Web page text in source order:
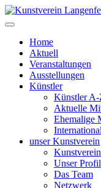
Home
Aktuell
Veranstaltungen
Ausstellungen
Künstler
Künstler A-
Aktuelle
Ehemalige
unser Kunstverein
Kunstverein
Unser Profil
Das Team
Netzwerk